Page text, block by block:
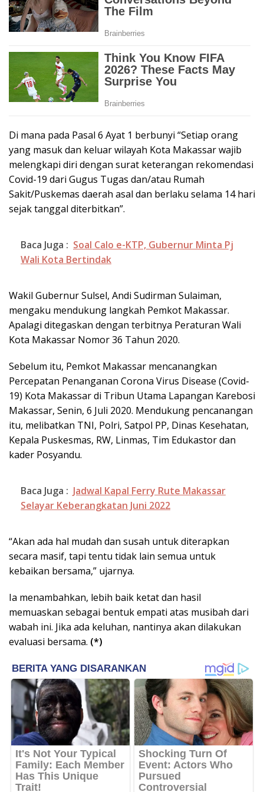
Di mana pada Pasal 6 Ayat 1 berbunyi “Setiap orang
yang masuk dan keluar wilayah Kota Makassar wajib
melengkapi diri dengan surat keterangan rekomendasi
Covid-19 dari Gugus Tugas dan/atau Rumah
Sakit/Puskemas daerah asal dan berlaku selama 14 hari
sejak tanggal diterbitkan”.
Baca Juga : Soal Calo e-KTP, Gubernur Minta Pj
Wali Kota Bertindak
Wakil Gubernur Sulsel, Andi Sudirman Sulaiman,
mengaku mendukung langkah Pemkot Makassar.
Apalagi ditegaskan dengan terbitnya Peraturan Wali
Kota Makassar Nomor 36 Tahun 2020.
Sebelum itu, Pemkot Makassar mencanangkan
Percepatan Penanganan Corona Virus Disease (Covid-
19) Kota Makassar di Tribun Utama Lapangan Karebosi
Makassar, Senin, 6 Juli 2020. Mendukung pencanangan
itu, melibatkan TNI, Polri, Satpol PP, Dinas Kesehatan,
Kepala Puskesmas, RW, Linmas, Tim Edukastor dan
kader Posyandu.
Baca Juga : Jadwal Kapal Ferry Rute Makassar
Selayar Keberangkatan Juni 2022
“Akan ada hal mudah dan susah untuk diterapkan
secara masif, tapi tentu tidak lain semua untuk
kebaikan bersama,” ujarnya.
Ia menambahkan, lebih baik ketat dan hasil
memuaskan sebagai bentuk empati atas musibah dari
wabah ini. Jika ada keluhan, nantinya akan dilakukan
evaluasi bersama. (*)